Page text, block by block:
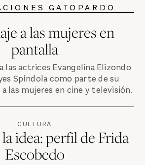
GATOPARDO
a las mujeres en
pantalla
las actrices Evangelina Elizondo
Spíndola como parte de su
las mujeres en cine y televisión.
CULTURA
idea: perfil de Frida
Escobedo